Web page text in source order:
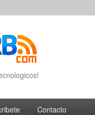
content Contacto